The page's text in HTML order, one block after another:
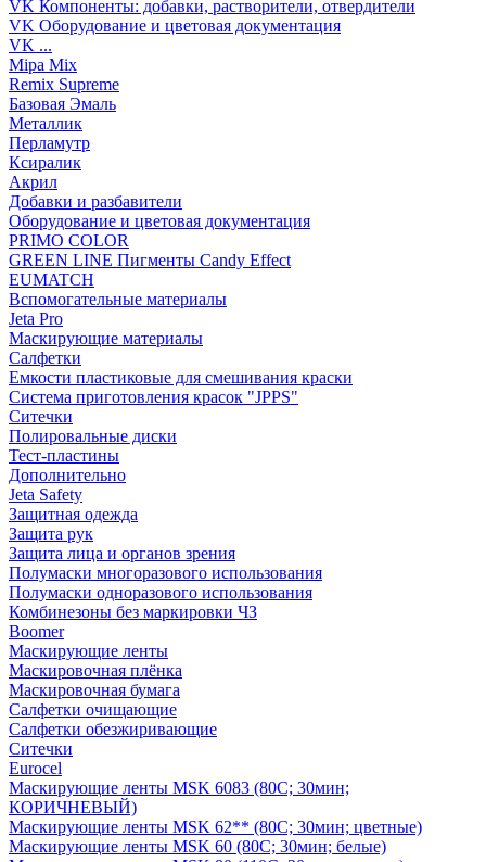
VK Компоненты: добавки, растворители, отвердители
VK Оборудование и цветовая документация
VK ...
Mipa Mix
Remix Supreme
Базовая Эмаль
Металлик
Перламутр
Ксиралик
Акрил
Добавки и разбавители
Оборудование и цветовая документация
PRIMO COLOR
GREEN LINE Пигменты Candy Effect
EUMATCH
Вспомогательные материалы
Jeta Pro
Маскирующие материалы
Салфетки
Емкости пластиковые для смешивания краски
Система приготовления красок "JPPS"
Ситечки
Полировальные диски
Тест-пластины
Дополнительно
Jeta Safety
Защитная одежда
Защита рук
Защита лица и органов зрения
Полумаски многоразового использования
Полумаски одноразового использования
Комбинезоны без маркировки ЧЗ
Boomer
Маскирующие ленты
Маскировочная плёнка
Маскировочная бумага
Салфетки очищающие
Салфетки обезжиривающие
Ситечки
Euroсel
Маскирующие ленты MSK 6083 (80С; 30мин;
КОРИЧНЕВЫЙ)
Маскирующие ленты MSK 62** (80С; 30мин; цветные)
Маскирующие ленты MSK 60 (80С; 30мин; белые)